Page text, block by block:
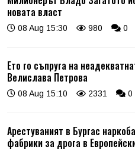
новата власт
08 Aug 15:30 980 0
Ето го съпруга на
Велислава Петрова
08 Aug 15:10 2331 0
Арестуваният в Бургас
фабрики за дрога в